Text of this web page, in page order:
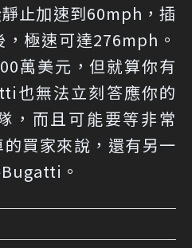
止加速到60mph，插
極速可達276mph。
萬美元，但就算你有
也無法立刻答應你的
，而且可能要等非常
買家來說，還有另一
。